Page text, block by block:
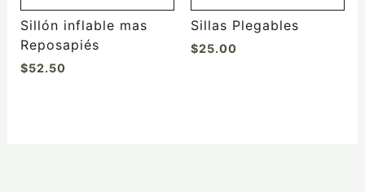
Sillón inflable mas
Reposapiés
$52.50
la
de
Sillas Plegables
$25.00